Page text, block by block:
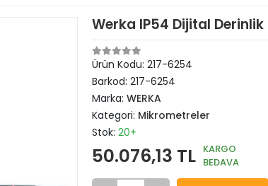
Werka IP54 Dijital
Ürün Kodu: 217-6254
Barkod: 217-6254
Marka: WERKA
Kategori: Mikrometreler
Stok: 20+
50.076,13 TL KARGO
BEDAVA